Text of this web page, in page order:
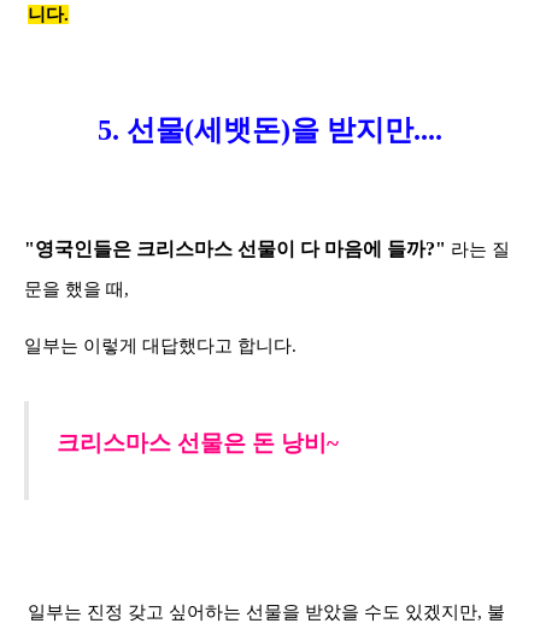
니다.
5. 선물(세뱃돈)을 받지만....
"영국인들은 크리스마스 선물이 다 마음에 들까?" 라는 질
문을 했을 때,
일부는 이렇게 대답했다고 합니다.
크리스마스 선물은 돈 낭비~
일부는 진정 갖고 싶어하는 선물을 받았을 수도 있겠지만, 불